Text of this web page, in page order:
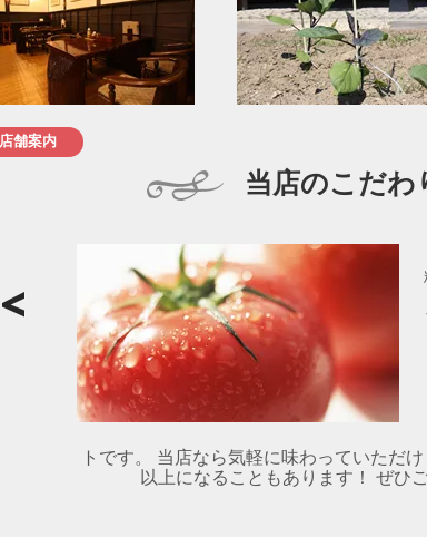
店舗案内
当店のこだわ
トです。 当店なら気軽に味わっていただ
以上になることもあります！ ぜひ